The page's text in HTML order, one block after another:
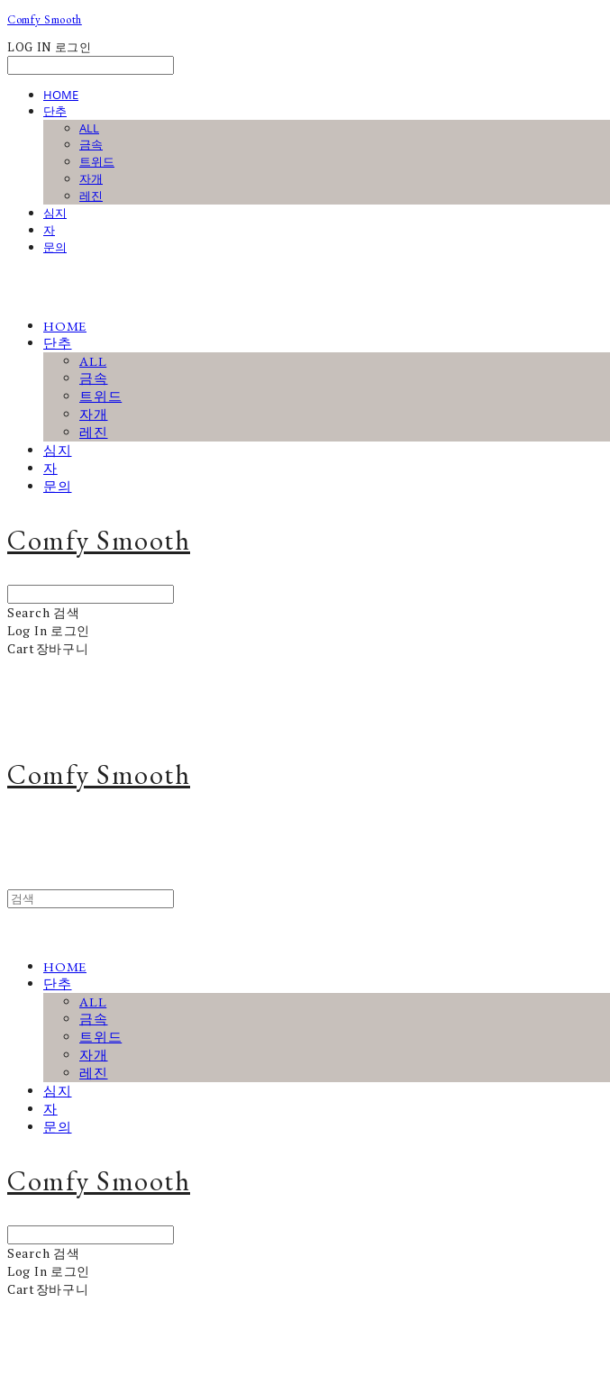
Comfy Smooth
LOG IN 로그인
HOME
단추
ALL
금속
트위드
자개
레진
심지
자
문의
HOME
단추
ALL
금속
트위드
자개
레진
심지
자
문의
Comfy Smooth
Search 검색
Log In 로그인
Cart장바구니
Comfy Smooth
HOME
단추
ALL
금속
트위드
자개
레진
심지
자
문의
Comfy Smooth
Search 검색
Log In 로그인
Cart장바구니